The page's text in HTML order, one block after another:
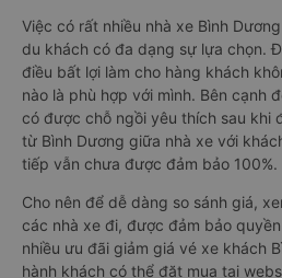
Việc có rất nhiều nhà xe Bình
du khách có đa dạng sự lựa chọn.
điều bất lợi làm cho hàng khách
nào là phù hợp với mình. Bên cạnh
có được chỗ ngồi yêu thích sau khi
từ Bình Dương giữa nhà xe với
tiếp vẫn chưa được đảm bảo 100%.
Cho nên để dễ dàng so sánh giá,
các nhà xe đi, được đảm bảo
nhiều ưu đãi giảm giá vé xe khách
hành khách có thể đặt mua tại